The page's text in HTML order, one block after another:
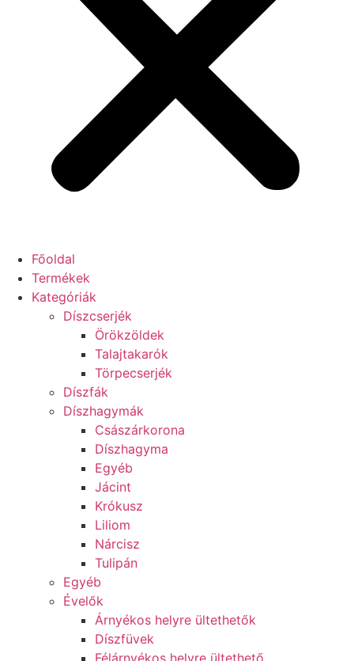
Főoldal
Termékek
Kategóriák
Díszcserjék
Örökzöldek
Talajtakarók
Törpecserjék
Díszfák
Díszhagymák
Császárkorona
Díszhagyma
Egyéb
Jácint
Krókusz
Liliom
Nárcisz
Tulipán
Egyéb
Évelők
Árnyékos helyre ültethetők
Díszfüvek